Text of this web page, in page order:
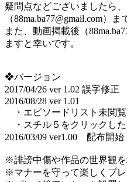
疑問点などございましたら
（88ma.ba77@gmail.com）
また、動画掲載後（
ますと幸いです。
❖バージョン
2017/04/26 ver 1.02 誤字修正
2016/08/28 ver 1.01
・エピソードリスト未閲
・スチル５をクリックし
2016/03/09 ver1.00 配布開始
※誹謗中傷や作品の世界観を
※マナーを守って楽しくプレ